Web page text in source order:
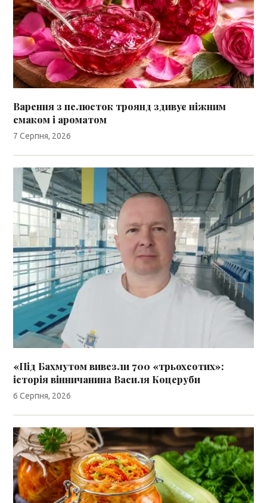
Варення з пелюсток троянд здивує ніжним
смаком і ароматом
7 Серпня, 2026
«Під Бахмутом вивезли 700 «трьохсотих»:
історія вінничанина Василя Коцеруби
6 Серпня, 2026